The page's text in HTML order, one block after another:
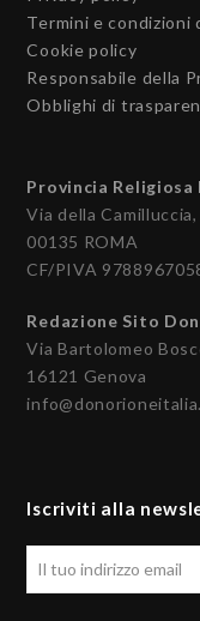
Termini e condizioni
Cookie policy
Responsabile della
Obblighi di
Provincia
Via della
00135 ROMA
CF/PIVA
Redazione Sito
Via Bartolomeo
16121 Genova
Iscriviti alla